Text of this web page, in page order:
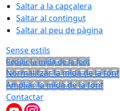
Saltar a la capçalera
Saltar al contingut
Saltar al peu de pàgina
Sense estils
Reduir la mida de la font
Normalitzar la mida de la font
Ampliar la mida de la font
Contactar